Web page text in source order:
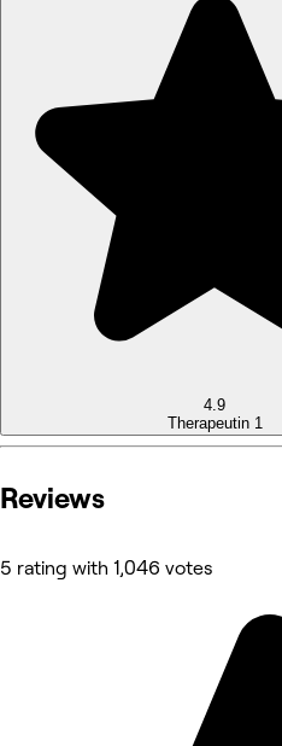
4.9
Therapeutin 1
Reviews
5 rating with 1,046 votes